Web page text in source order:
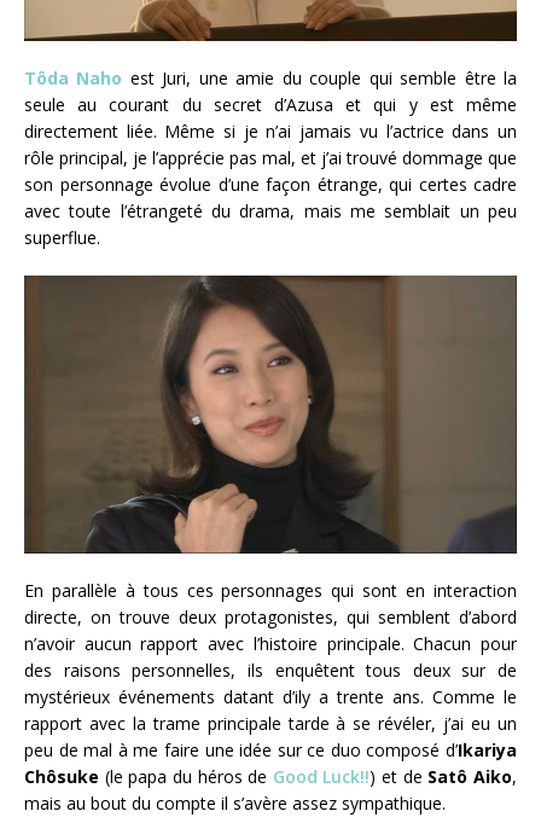
Tôda Naho est Juri, une amie du couple qui semble être la
seule au courant du secret d’Azusa et qui y est même
directement liée. Même si je n’ai jamais vu l’actrice dans un
rôle principal, je l’apprécie pas mal, et j’ai trouvé dommage que
son personnage évolue d’une façon étrange, qui certes cadre
avec toute l’étrangeté du drama, mais me semblait un peu
superflue.
En parallèle à tous ces personnages qui sont en interaction
directe, on trouve deux protagonistes, qui semblent d’abord
n’avoir aucun rapport avec l’histoire principale. Chacun pour
des raisons personnelles, ils enquêtent tous deux sur de
mystérieux événements datant d’ily a trente ans. Comme le
rapport avec la trame principale tarde à se révéler, j’ai eu un
peu de mal à me faire une idée sur ce duo composé d’Ikariya
Chôsuke (le papa du héros de Good Luck!!) et de Satô Aiko,
mais au bout du compte il s’avère assez sympathique.